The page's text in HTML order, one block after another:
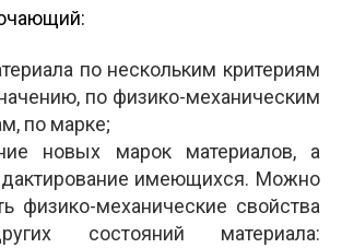
по нескольким критериям
по физико-механическим
по марке;
новых марок материалов, а
имеющихся. Можно
физико-механические свойства
состояний материала: